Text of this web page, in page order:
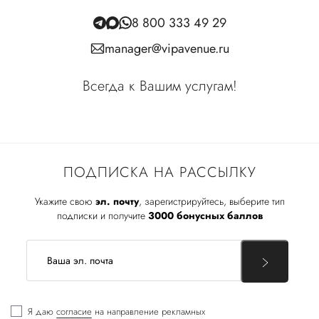
ПОДПИСКА НА РАССЫЛКУ
Укажите свою эл. почту, зарегистрируйтесь, выберите тип
подписки и получите 3000 бонусных баллов
Я даю согласие на направление рекламных
8 800 333 49 29
manager@vipavenue.ru
Всегда к Вашим услугам!